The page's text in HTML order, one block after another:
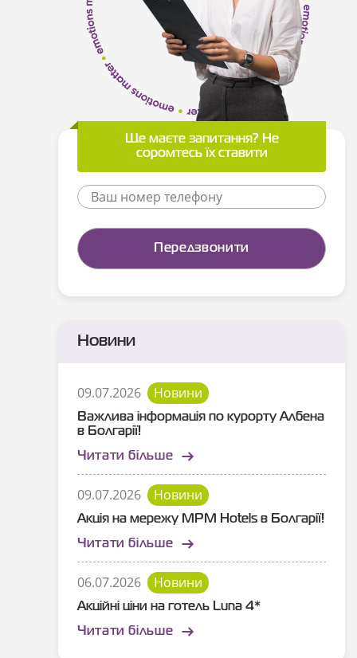
Ще маєте запитання? Не
соромтесь їх ставити
Новини
09.07.2026 Новини
Важлива інформація по курорту Албена
в Болгарії!
Читати більше
09.07.2026 Новини
Акція на мережу MPM Hotels в Болгарії!
Читати більше
06.07.2026 Новини
Акційні ціни на готель Luna 4*
Читати більше